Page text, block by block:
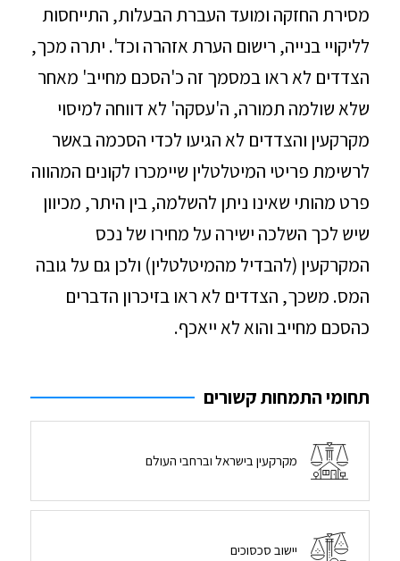
מסירת החזקה ומועד העברת הבעלות, התייחסות
לליקויי בנייה, רישום הערת אזהרה וכד'. יתרה מכך,
הצדדים לא ראו במסמך זה כ'הסכם מחייב' מאחר
שלא שולמה תמורה, ה'עסקה' לא דווחה למיסוי
מקרקעין והצדדים לא הגיעו לכדי הסכמה באשר
לרשימת פריטי המיטלטלין שיימכרו לקונים המהווה
פרט מהותי שאינו ניתן להשלמה, בין היתר, מכיוון
שיש לכך השלכה ישירה על מחירו של נכס
המקרקעין (להבדיל מהמיטלטלין) ולכן גם על גובה
המס. משכך, הצדדים לא ראו בזיכרון הדברים
כהסכם מחייב והוא לא ייאכף.
תחומי התמחות קשורים
מקרקעין בישראל וברחבי העולם
יישוב סכסוכים